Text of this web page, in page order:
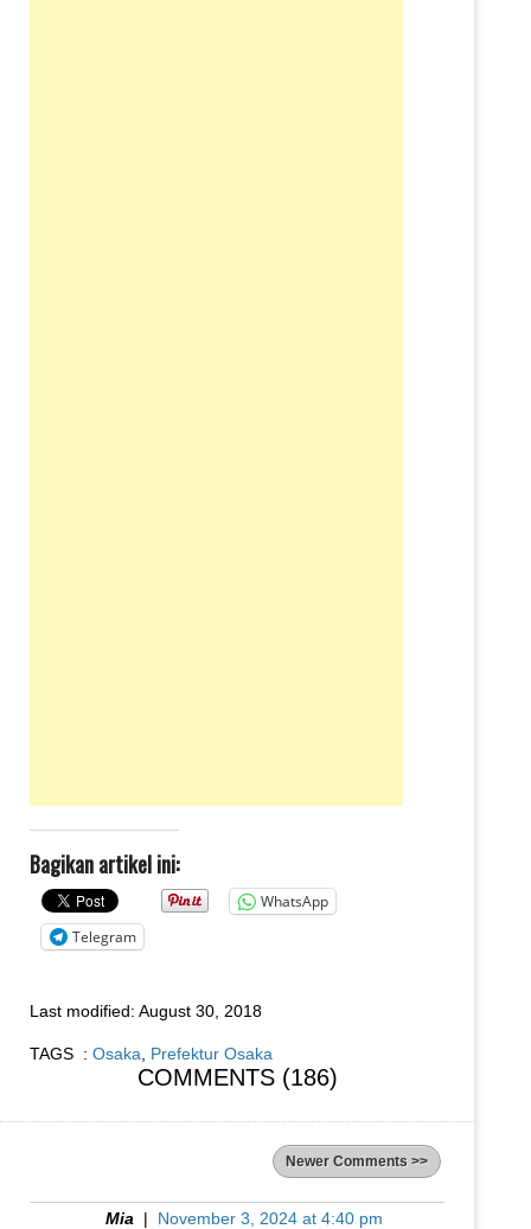
Bagikan artikel ini:
WhatsApp
Telegram
Last modified: August 30, 2018
TAGS : Osaka Prefektur Osaka
COMMENTS (186)
Newer Comments >>
Mia | November 3, 2024 at 4:40 pm